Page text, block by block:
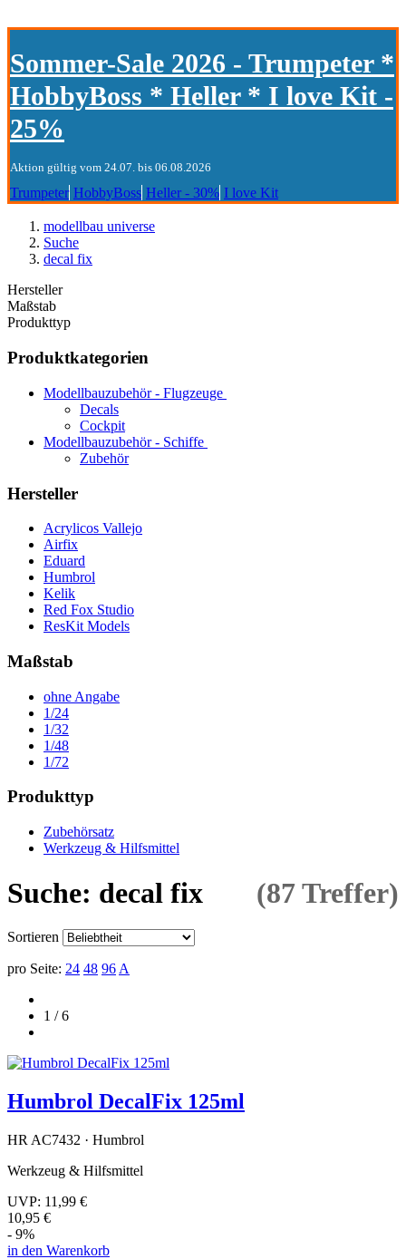
Sommer-Sale 2026 - Trumpeter *
HobbyBoss * Heller * I love Kit -
25%
Aktion gültig vom 24.07. bis 06.08.2026
Trumpeter HobbyBoss Heller - 30% I love Kit
modellbau universe
Suche
decal fix
Hersteller
Maßstab
Produkttyp
Produktkategorien
Modellbauzubehör - Flugzeuge
Decals
Cockpit
Modellbauzubehör - Schiffe
Zubehör
Hersteller
Acrylicos Vallejo
Airfix
Eduard
Humbrol
Kelik
Red Fox Studio
ResKit Models
Maßstab
ohne Angabe
1/24
1/32
1/48
1/72
Produkttyp
Zubehörsatz
Werkzeug & Hilfsmittel
Suche: decal fix (87 Treffer)
Sortieren
pro Seite: 24 48 96 A
1 / 6
Humbrol DecalFix 125ml
HR AC7432 · Humbrol
Werkzeug & Hilfsmittel
UVP: 11,99 €
10,95 €
- 9%
in den Warenkorb